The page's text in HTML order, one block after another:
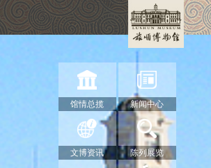
馆情总揽 新闻中心
文博资讯 陈列展览